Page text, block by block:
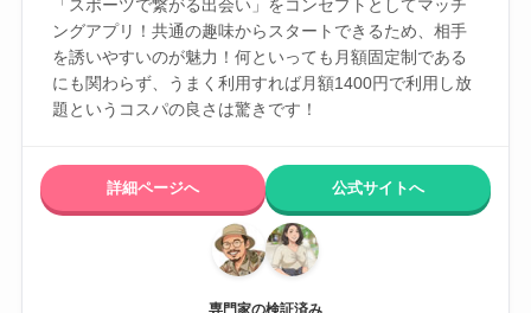
「スポーツで繋がる出会い」をコンセプトとしてマッチ
ングアプリ！共通の趣味からスタートできるため、相手
を誘いやすいのが魅力！何といっても月額固定制である
にも関わらず、うまく利用すれば月額1400円で利用し放
題というコスパの良さは驚きです！
詳細ページへ 公式サイトへ
専門家の検証済み